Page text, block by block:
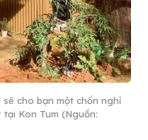
cho bạn một chốn nghỉ
Kon Tum (Nguồn: